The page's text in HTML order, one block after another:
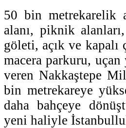
50 bin metrekarelik
alanı, piknik
göleti, açık ve
macera parkuru,
veren Nakkaştepe
bin metrekareye
daha bahçeye
yeni haliyle